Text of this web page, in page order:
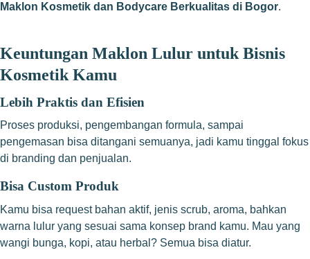
Maklon Kosmetik dan Bodycare Berkualitas di Bogor.
Keuntungan Maklon Lulur untuk Bisnis
Kosmetik Kamu
Lebih Praktis dan Efisien
Proses produksi, pengembangan formula, sampai
pengemasan bisa ditangani semuanya, jadi kamu tinggal fokus
di branding dan penjualan.
Bisa Custom Produk
Kamu bisa request bahan aktif, jenis scrub, aroma, bahkan
warna lulur yang sesuai sama konsep brand kamu. Mau yang
wangi bunga, kopi, atau herbal? Semua bisa diatur.